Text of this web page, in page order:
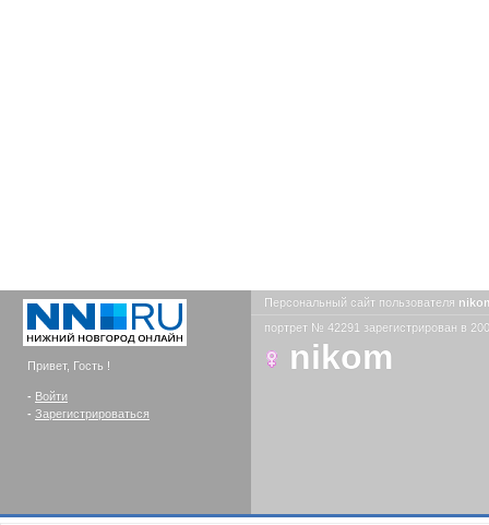
Привет, Гость !
- Войти
- Зарегистрироваться
Персональный сайт пользователя
портрет № 42291 зарегистрирован в
nikom